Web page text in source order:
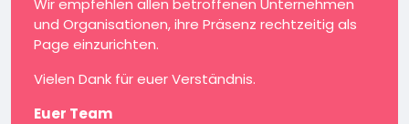
Wir empfehlen allen betroffenen Unternehmen
und Organisationen, ihre Präsenz rechtzeitig als
Page einzurichten.
Vielen Dank für euer Verständnis.
Euer Team